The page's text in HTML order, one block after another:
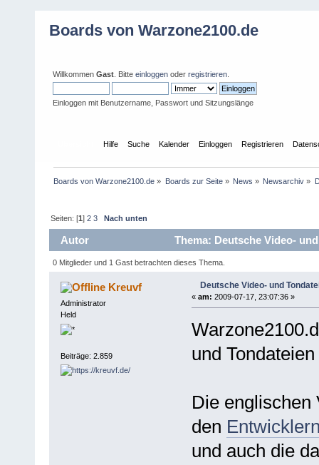
Boards von Warzone2100.de
Willkommen Gast . Bitte einloggen oder registrieren
Einloggen mit Benutzername, Passwort und Sitzungslänge
Hilfe Suche Kalender Einloggen Registrieren
Boards von Warzone2100.de » Boards zur Seite» News » Newsarchiv »
Seiten: [1]2 3 Nach unten
Autor Thema: Deutsche Video-
0 Mitglieder und 1 Gast betrachten dieses Thema.
Kreuvf
Administrator
Held
Beiträge: 2.859
Deutsche Video- und
« am: 2009-07-17, 23:07:36 »
und
Die englischen
den
und auch die